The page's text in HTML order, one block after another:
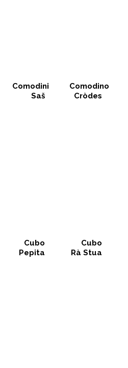
Comodini
Saš
Comodino
Cròdes
Cubo
Pepita
Cubo
Rà Stua